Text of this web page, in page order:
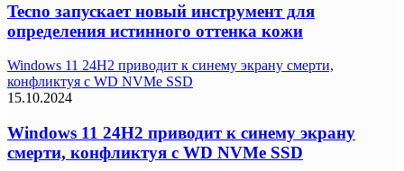
Tecno запускает новый инструмент для
определения истинного оттенка кожи
Windows 11 24H2 приводит к синему экрану смерти,
конфликтуя с WD NVMe SSD
15.10.2024
Windows 11 24H2 приводит к синему экрану
смерти, конфликтуя с WD NVMe SSD